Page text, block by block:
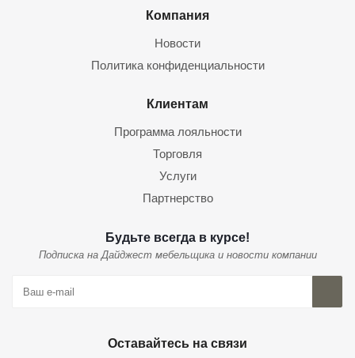
Компания
Новости
Политика конфиденциальности
Клиентам
Программа лояльности
Торговля
Услуги
Партнерство
Будьте всегда в курсе!
Подписка на Дайджест мебельщика и новости компании
Оставайтесь на связи